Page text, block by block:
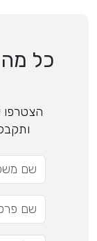
כל
הצטרפו